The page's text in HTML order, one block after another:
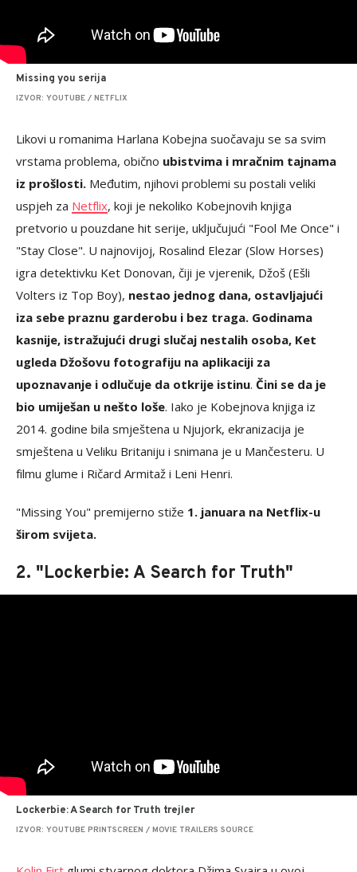
Missing you serija
IZVOR: YOUTUBE / NETFLIX
Likovi u romanima Harlana Kobejna suočavaju se sa svim
vrstama problema, obično ubistvima i mračnim tajnama
iz prošlosti. Međutim, njihovi problemi su postali veliki
uspjeh za Netflix, koji je nekoliko Kobejnovih knjiga
pretvorio u pouzdane hit serije, uključujući "Fool Me Once" i
"Stay Close". U najnovijoj, Rosalind Elezar (Slow Horses)
igra detektivku Ket Donovan, čiji je vjerenik, Džoš (Ešli
Volters iz Top Boy), nestao jednog dana, ostavljajući
iza sebe praznu garderobu i bez traga. Godinama
kasnije, istražujući drugi slučaj nestalih osoba, Ket
ugleda Džošovu fotografiju na aplikaciji za
upoznavanje i odlučuje da otkrije istinu. Čini se da je
bio umiješan u nešto loše. Iako je Kobejnova knjiga iz
2014. godine bila smještena u Njujork, ekranizacija je
smještena u Veliku Britaniju i snimana je u Mančesteru. U
filmu glume i Ričard Armitaž i Leni Henri.
"Missing You" premijerno stiže 1. januara na Netflix-u
širom svijeta.
2. "Lockerbie: A Search for Truth"
Lockerbie: A Search for Truth trejler
IZVOR: YOUTUBE PRINTSCREEN / MOVIE TRAILERS SOURCE